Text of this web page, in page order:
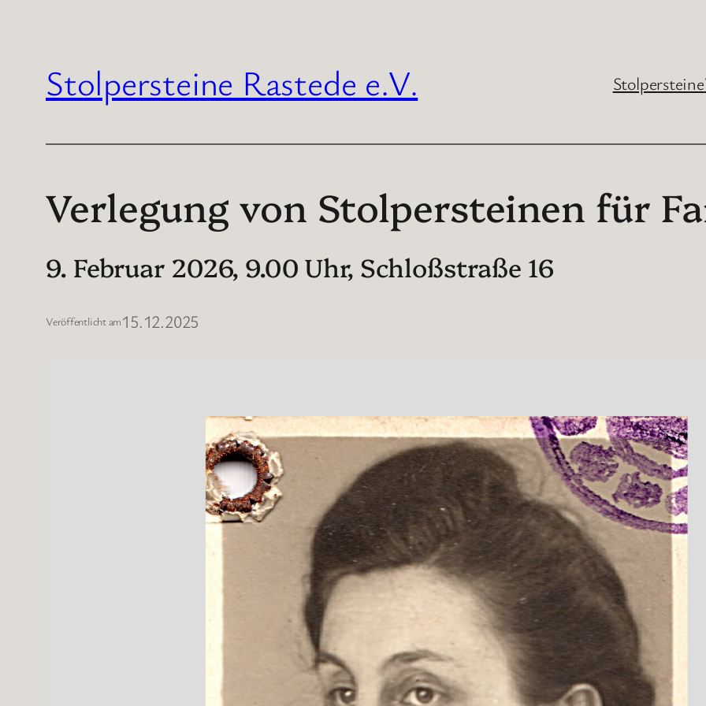
Stolpersteine Rastede e.V. Stolpersteine
Verlegung von Stolpersteinen für
9. Februar 2026, 9.00 Uhr, Schloßstraße 16
Veröffentlicht am15.12.2025
Schloßstraße 16 an Karl, Klara, Selma und
Ab 1933 wurde die jüdische Familie Hattendorf
Zuge der Novemberpogrome 1938 wurde Karl
Wochen im KZ Sachsenhausen interniert. Die
Rastede vertrieben. Karl und Klara Hattendorf
ziehen. 1942 wurden sie ins KZ Theresienstadt
Hattendorf kam 1944 in ein Arbeitslager in
Beide überlebten den NS-Terror.
Foto: Selma Hattendorf um 1943 und